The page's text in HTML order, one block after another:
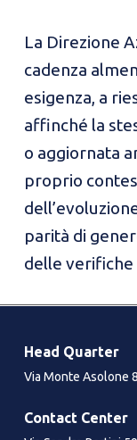
La Direzione
cadenza
esigenza, a
affinché la
o aggiornata
proprio
parità di
delle
Head Quarter
Via Monte Asolone
Contact Center